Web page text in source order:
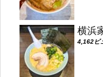
横浜
4,162ビ